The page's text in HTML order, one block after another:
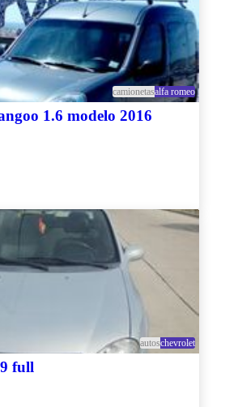
camionetasalfa romeo
1.6 modelo 2016
autoschevrolet
full